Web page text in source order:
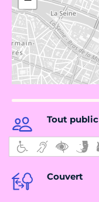
Tout public
Couvert